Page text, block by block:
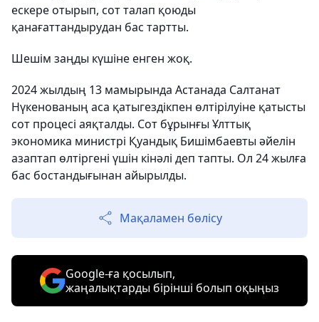
ескере отырып, сот талап қоюды
қанағаттандырудан бас тартты.
Шешім заңды күшіне енген жоқ.
2024 жылдың 13 мамырында Астанада Салтанат
Нүкенованың аса қатыгездікпен өлтірілуіне қатысты
сот процесі аяқталды. Сот бұрынғы Ұлттық
экономика министрі Қуандық Бишімбаевты әйелін
азаптап өлтіргені үшін кінәлі деп тапты. Ол 24 жылға
бас бостандығынан айырылды.
Мақаламен бөлісу
Google-ға қосылып,
жаңалықтарды бірінші болып оқыңыз